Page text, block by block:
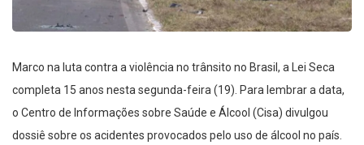
Marco na luta contra a violência no trânsito no Brasil, a Lei Seca
completa 15 anos nesta segunda-feira (19). Para lembrar a data,
o Centro de Informações sobre Saúde e Álcool (Cisa) divulgou
dossiê sobre os acidentes provocados pelo uso de álcool no país.